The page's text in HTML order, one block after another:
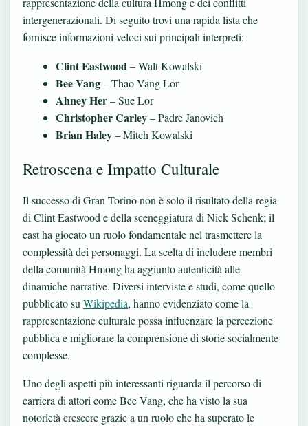
intergenerazionali. Di seguito trovi una rapida lista che
fornisce informazioni veloci sui principali interpreti:
Clint Eastwood – Walt Kowalski
Bee Vang– Thao Vang Lor
Ahney Her– Sue Lor
Christopher Carley– Padre Janovich
Brian Haley– Mitch Kowalski
Retroscena e Impatto Culturale
Il successo di Gran Torino non è solo il risultato della regia
di Clint Eastwood e della sceneggiatura di Nick Schenk; il
cast ha giocato un ruolo fondamentale nel trasmettere la
complessità dei personaggi. La scelta di includere membri
della comunità Hmong ha aggiunto autenticità alle
dinamiche narrative. Diversi interviste e studi, come quello
pubblicato su Wikipedia, hanno evidenziato come la
rappresentazione culturale possa influenzare la percezione
pubblica e migliorare la comprensione di storie socialmente
complesse.
Uno degli aspetti più interessanti riguarda il percorso di
carriera di attori come Bee Vang, che ha visto la sua
notorietà crescere grazie a un ruolo che ha superato le